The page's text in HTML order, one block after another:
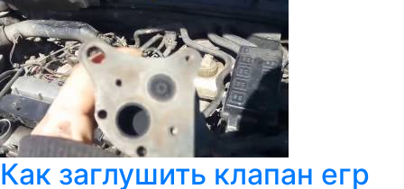
Как заглушить клапан егр